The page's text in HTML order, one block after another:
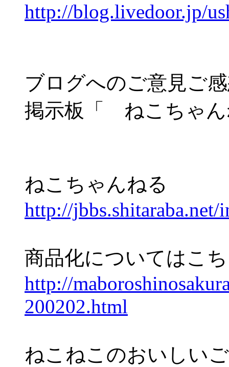
http://blog.livedoor.jp/
ブログへのご意見ご
掲示板「 ねこちゃ
ねこちゃんねる
http://jbbs.shitaraba.net/
商品化についてはこ
http://
200202.html
ねこねこのおいしい